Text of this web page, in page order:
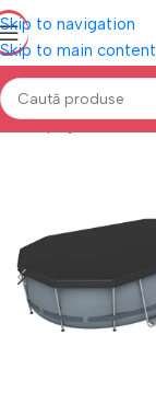
Skip to navigation
Skip to main content
Prima pagină